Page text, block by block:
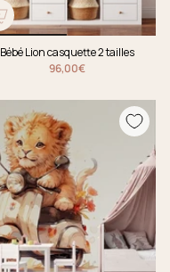
Bébé Lion casquette 2 tailles
96,00€